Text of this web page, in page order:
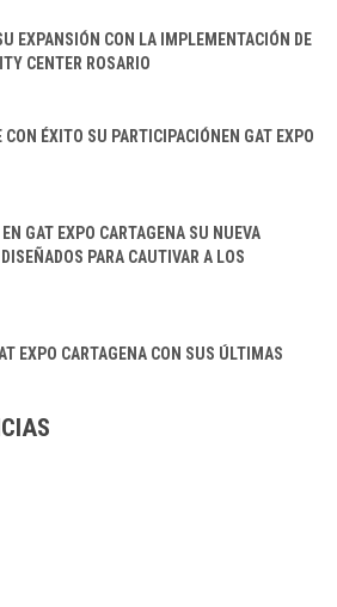
EXPANSIÓN CON LA IMPLEMENTACIÓN DE
CENTER ROSARIO
ÉXITO SU PARTICIPACIÓNEN GAT EXPO
GAT EXPO CARTAGENA SU NUEVA
PARA CAUTIVAR A LOS
EXPO CARTAGENA CON SUS ÚLTIMAS